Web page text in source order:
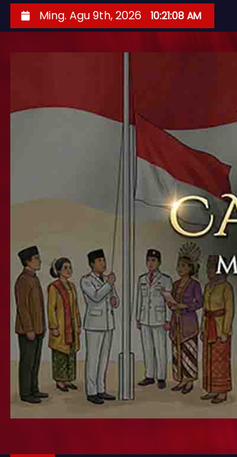
Ming. Agu 9th, 2026 10:21:10 AM